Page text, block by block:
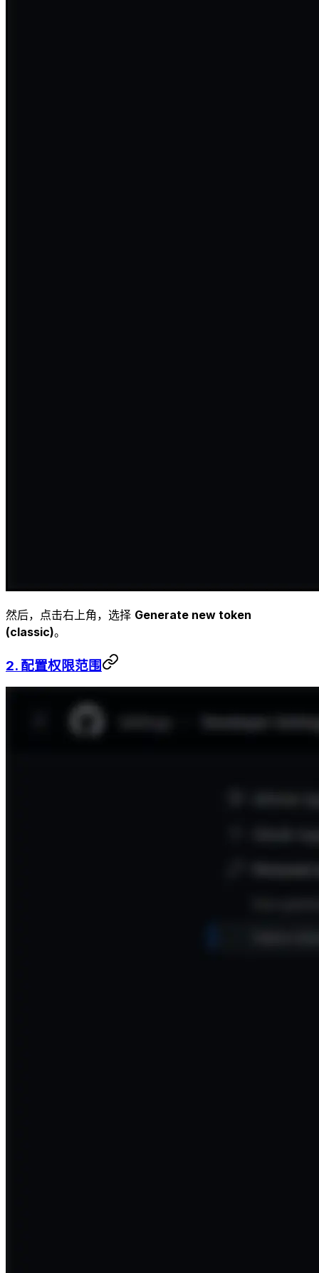
然后，点击右上角，选择 Generate new token
(classic)。
2. 配置权限范围